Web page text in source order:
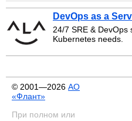
DevOps as a
24/7 SRE &
Kubernetes needs.
© 2001—2026 АО
«Флант»
При полном или